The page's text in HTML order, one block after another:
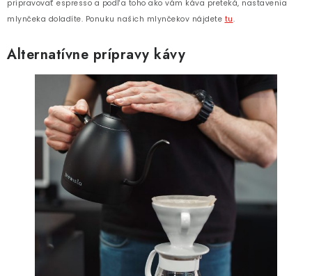
pripravovať espresso a podľa toho ako vám káva preteká, nastavenia
mlynčeka doladíte. Ponuku našich mlynčekov nájdete tu.
Alternatívne prípravy kávy